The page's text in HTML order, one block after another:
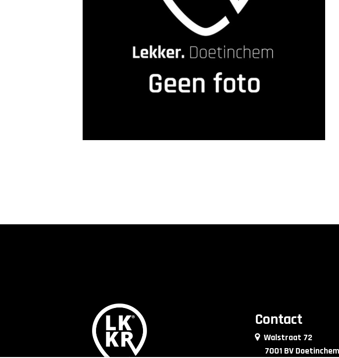
Contact
Walstraat 72
7001 BV Doetinchem